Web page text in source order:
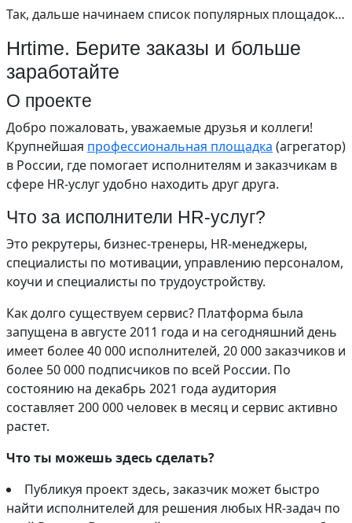
Так, дальше начинаем список популярных площадок…
Hrtime. Берите заказы и больше
заработайте
О проекте
Добро пожаловать, уважаемые друзья и коллеги!
Крупнейшая профессиональная площадка (агрегатор)
в России, где помогает исполнителям и заказчикам в
сфере HR-услуг удобно находить друг друга.
Что за исполнители HR-услуг?
Это рекрутеры, бизнес-тренеры, HR-менеджеры,
специалисты по мотивации, управлению персоналом,
коучи и специалисты по трудоустройству.
Как долго существуем сервис? Платформа была
запущена в августе 2011 года и на сегодняшний день
имеет более 40 000 исполнителей, 20 000 заказчиков и
более 50 000 подписчиков по всей России. По
состоянию на декабрь 2021 года аудитория
составляет 200 000 человек в месяц и сервис активно
растет.
Что ты можешь здесь сделать?
Публикуя проект здесь, заказчик может быстро
найти исполнителей для решения любых HR-задач по